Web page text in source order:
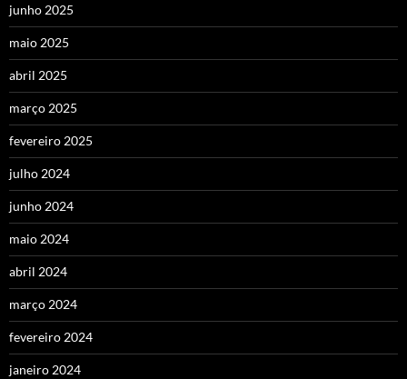
junho 2025
maio 2025
abril 2025
março 2025
fevereiro 2025
julho 2024
junho 2024
maio 2024
abril 2024
março 2024
fevereiro 2024
janeiro 2024